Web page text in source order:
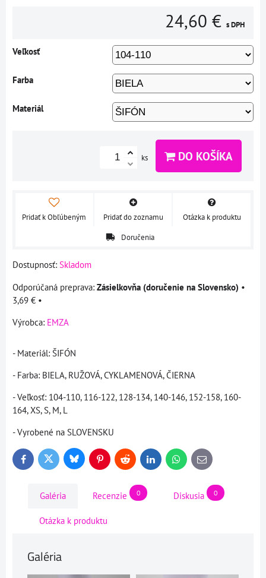
24,60 € s DPH
Veľkosť
Farba
Materiál
ks DO KOŠÍKA
Pridať k Obľúbeným Pridať do zoznamu
Otázka k produktu
Doručenia
Dostupnosť: Skladom
Zásielkovňa (doručenie na Slovensko) •
3,69 € •
Výrobca: EMZA
- Materiál: ŠIFÓN
- Farba: BIELA, RUŽOVÁ, CYKLAMENOVÁ, ČIERNA
- Veľkosť: 104-110, 116-122, 128-134, 140-146, 152-158, 160-
164, XS, S, M, L
- Vyrobené na SLOVENSKU
FacebookTwitter BlueskyPinterestReddit LinkedInWhatsApp
E-
mail
Galéria Recenzie 0 Diskusia 0
Otázka k produktu
Galéria